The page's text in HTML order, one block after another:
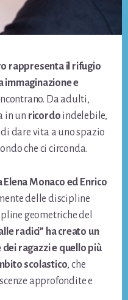
rappresenta il rifugio
immaginazione e
Da adulti,
in un ricordo indelebile,
dare vita a uno spazio
che ci circonda.
Monaco ed Enrico
delle discipline
geometriche del
radici” ha creato un
ragazzi e quello più
scolastico, che
approfondite e